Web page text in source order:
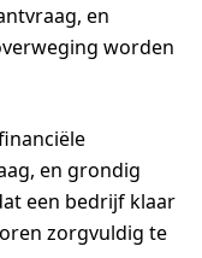
en
worden
en grondig
een bedrijf klaar
zorgvuldig te